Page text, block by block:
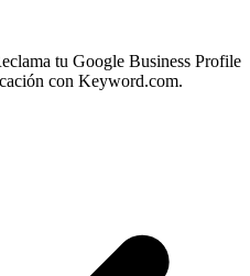
tu Google Business Profile
con Keyword.com.